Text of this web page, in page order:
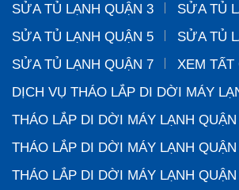
SỬA TỦ LẠNH QUẬN 3
SỬA TỦ
SỬA TỦ LẠNH QUẬN 5
SỬA TỦ
SỬA TỦ LẠNH QUẬN 7
XEM TẤT
DỊCH VỤ THÁO LẮP DI DỜI MÁY
THÁO LẮP DI DỜI MÁY LẠNH
THÁO LẮP DI DỜI MÁY LẠNH
THÁO LẮP DI DỜI MÁY LẠNH